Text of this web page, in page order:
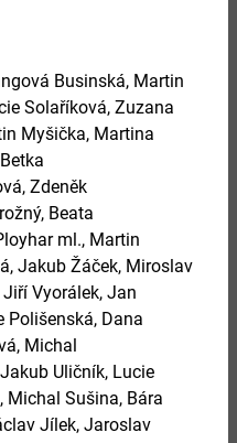
PARTIE
Businská, Martin
Solaříková, Zuzana
Myšička, Martina
Betka
, Zdeněk
, Beata
ml., Martin
, Jakub Žáček, Miroslav
Jiří Vyorálek, Jan
Polišenská, Dana
, Michal
Jakub Uličník, Lucie
, Michal Sušina, Bára
Jílek, Jaroslav